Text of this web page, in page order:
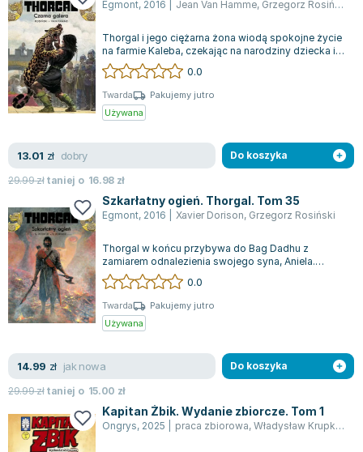
Książki o naukach politycznych dla studentów
Książki do nauk przyrodniczych dla studentów
Książki do nauk społecznych dla studentów
Książki do nauk ścisłych dla studentów
Prawo - książki dla studentów
Nauka języków obcych - książki
Podręczniki dla nauczycieli - metodyka
Repetytoria, testy i materiały pomocnicze
Bolesław Prus
Clive Cussler
Wanda Chotomska
Józef Ignacy Kraszewski
Clive Staples Lewis
Blanka Lipińska
Jaś Kapela
Agatha Christie
Witold Gadowski
Jan Pietrzak
Marcin Kowalczyk
Piotr Zychowicz
Joanna Jabłczyńska
Zygmunt Freud
Agata Passent
Michel Moran
Maciej Orłoś
Egmont, 2016 Jean Van Hamme, Grzegorz Rosiński
Thorgal i jego ciężarna żona wiodą spokojne życie
na farmie Kaleba, czekając na narodziny dziecka i
nie planując żadnych podróży....
0.0
Twarda
Pakujemy jutro
Używana
13.01 zł dobry
29.99złtaniej o 16.98 zł
Do koszyka
Szkarłatny ogień. Thorgal. Tom 35
Egmont, 2016 Xavier Dorison, Grzegorz Rosiński
Thorgal w końcu przybywa do Bag Dadhu z
zamiarem odnalezienia swojego syna, Aniela.
Czerwoni Magowie przenoszą duszę potężnego
mis...
0.0
Twarda
Pakujemy jutro
Używana
14.99 zł jak nowa
29.99złtaniej o 15.00 zł
Do koszyka
Kapitan Żbik. Wydanie zbiorcze. Tom 1
Ongrys, 2025 praca zbiorowa, Władysław Krupka ,